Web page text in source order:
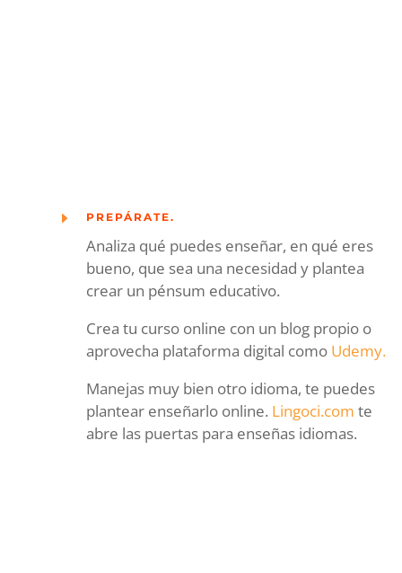
E PREPÁRATE.
Analiza qué puedes enseñar, en qué eres
bueno, que sea una necesidad y plantea
crear un pénsum educativo.
Crea tu curso online con un blog propio o
aprovecha plataforma digital como Udemy.
Manejas muy bien otro idioma, te puedes
plantear enseñarlo online. Lingoci.com te
abre las puertas para enseñas idiomas.